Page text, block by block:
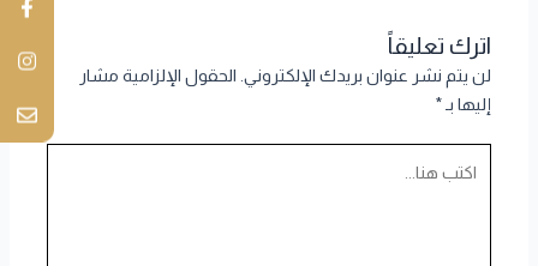
اترك تعليقاً
لن يتم نشر عنوان بريدك الإلكتروني. الحقول الإلزامية مشار
إليها بـ*